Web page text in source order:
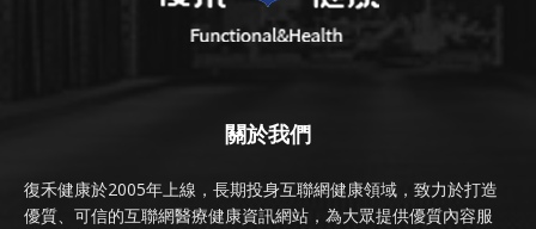
關於我們
復禾健康於2005年上線，長期投身互聯網健康領域，致力於打造
優質、可信的互聯網醫療健康資訊網站，為大眾提供優質內容服